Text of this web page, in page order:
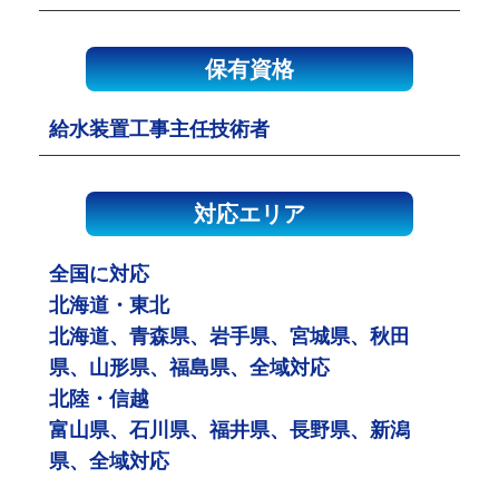
保有資格
給水装置工事主任技術者
対応エリア
全国に対応
北海道・東北
北海道、青森県、岩手県、宮城県、秋田
県、山形県、福島県、全域対応
北陸・信越
富山県、石川県、福井県、長野県、新潟
県、全域対応